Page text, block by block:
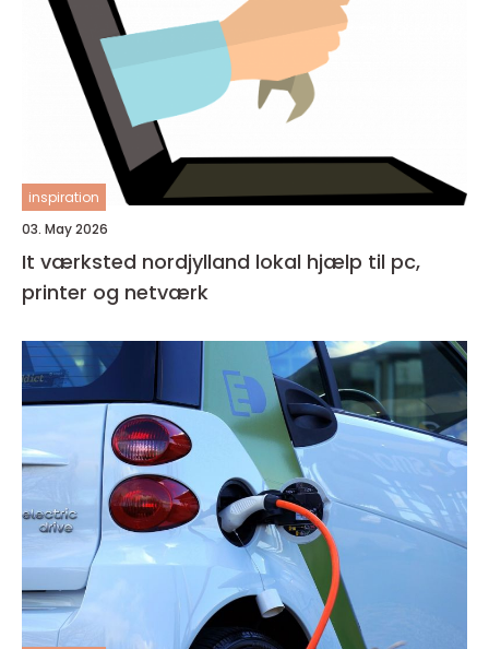
inspiration
03. May 2026
It værksted nordjylland lokal hjælp til pc,
printer og netværk